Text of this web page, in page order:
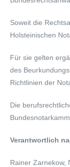
Soweit die
Holsteinischen
Für sie gelten
des
Richtlinien der
Die
Verantwortlich
Rainer Zarnekow,